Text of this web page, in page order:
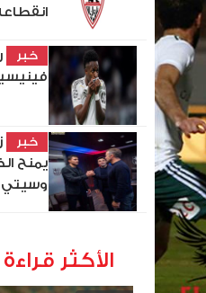
خبر
خبر
يمنح
الأكثر قراءة